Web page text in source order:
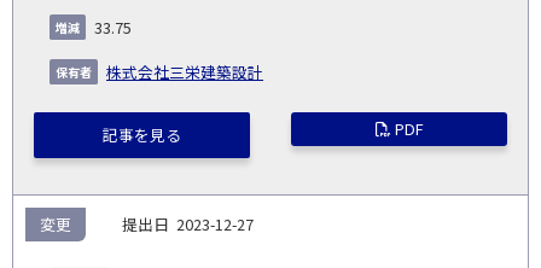
日33.75
株式会社三栄建築設計
記事を見る PDF
2023-12-27
変更